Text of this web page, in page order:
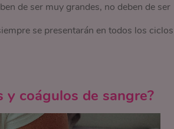
de ser muy grandes, no deben de ser
se presentarán en todos los
coágulos de sangre?